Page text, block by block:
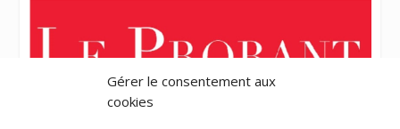
Gérer le consentement aux
cookies